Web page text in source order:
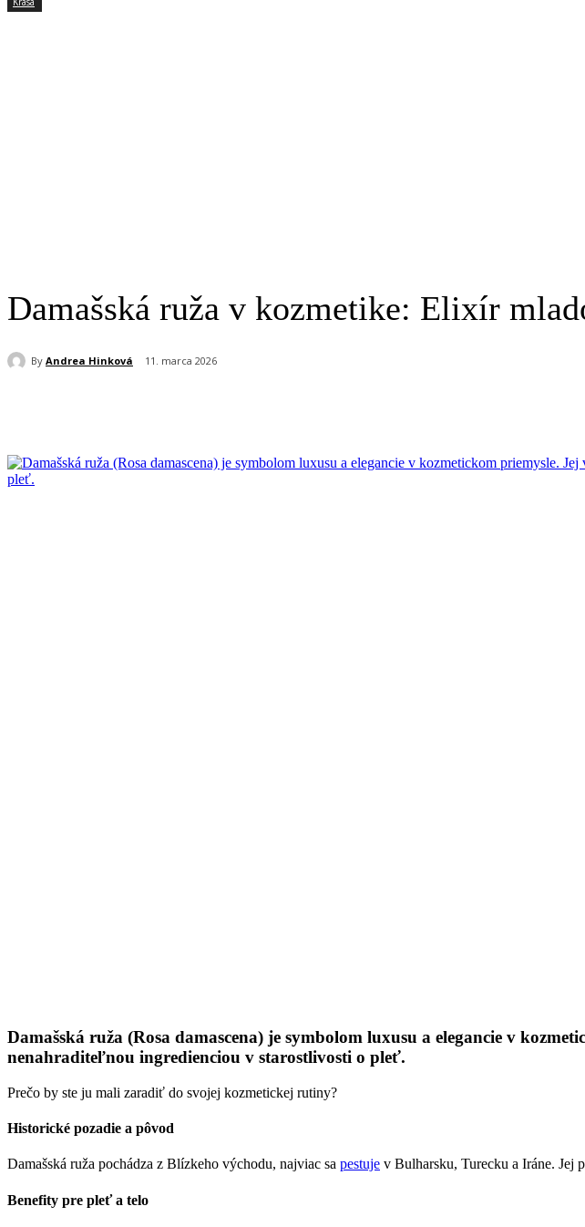
Damašská ruža v kozmetike: Elixír
By Andrea Hinková 11. marca 2026
Damašská ruža (Rosa damascena) je symbolom luxusu a elegancie v
nenahraditeľnou ingredienciou v starostlivosti o pleť.
Prečo by ste ju mali zaradiť do svojej kozmetickej rutiny?
Historické pozadie a pôvod
Damašská ruža pochádza z Blízkeho východu, najviac sa pestuje v Bulharsku, Turecku a Iráne. Jej
Benefity pre pleť a telo